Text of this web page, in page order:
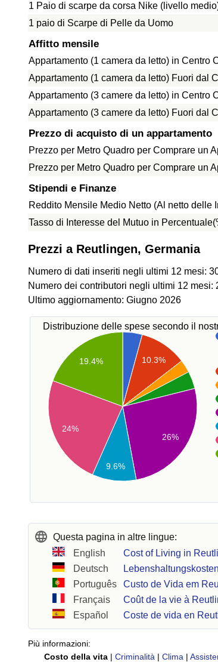
1 Paio di scarpe da corsa Nike (livello
1 paio di Scarpe di Pelle da Uomo
Affitto mensile
Appartamento (1 camera da letto) in Centro
Appartamento (1 camera da letto) Fuori dal
Appartamento (3 camere da letto) in Centro
Appartamento (3 camere da letto) Fuori dal
Prezzo di acquisto di un appartamento
Prezzo per Metro Quadro per Comprare un
Prezzo per Metro Quadro per Comprare un
Stipendi e Finanze
Reddito Mensile Medio Netto (Al netto delle
Tasso di Interesse del Mutuo in
Prezzi a Reutlingen, Germania
Numero di dati inseriti negli ultimi 12 mesi:
Numero dei contributori negli ultimi 12 mesi:
Ultimo aggiornamento: Giugno 2026
Distribuzione delle spese secondo il
10.3%
26%
19.4%
24%
9.6%
Questa pagina in altre lingue:
English
Cost of Living in
Deutsch
Português
Custo de Vida em
Français
Coût de la vie à
Español
Coste de vida en
Più informazioni:
Costo della vita | Criminalità | Clima |